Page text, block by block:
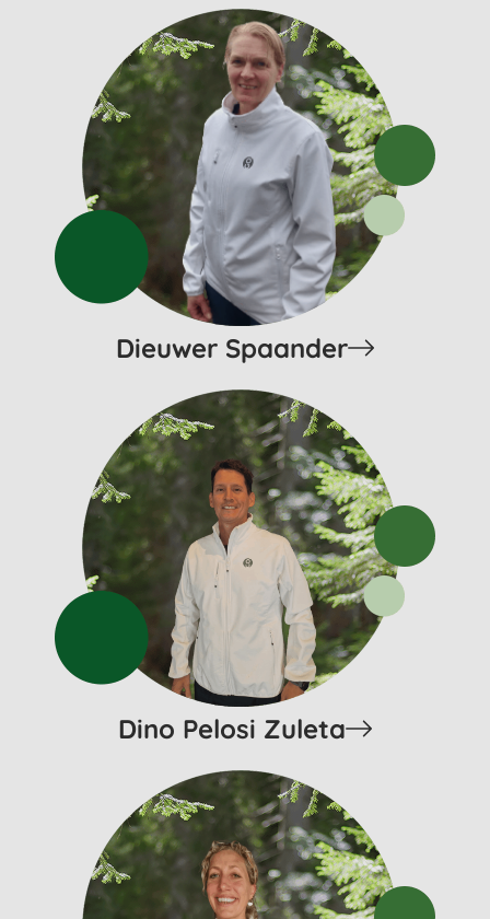
Dieuwer Spaander
Dino Pelosi Zuleta